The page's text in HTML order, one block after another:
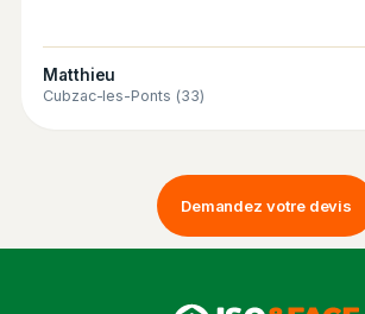
Matthieu
Cubzac-les-Ponts (33)
Demandez votre devis